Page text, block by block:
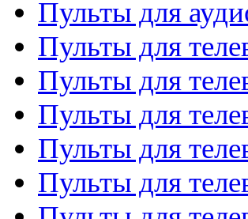
Пульты для
Пульты для
Пульты для
Пульты для
Пульты для
Пульты для